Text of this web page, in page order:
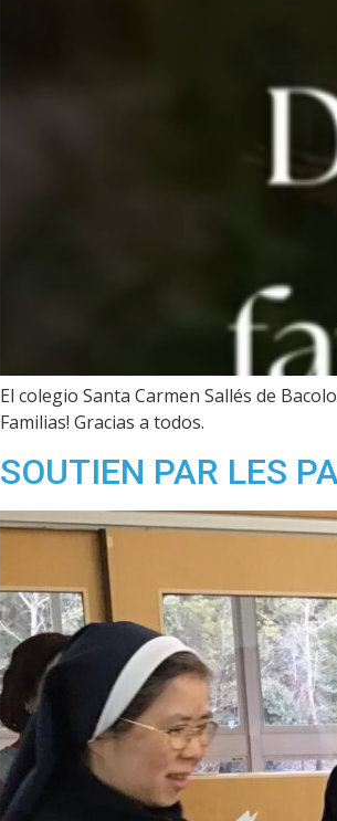
El colegio Santa Carmen Sallés de
Familias! Gracias a todos.
SOUTIEN PAR LES